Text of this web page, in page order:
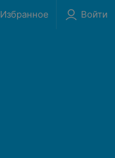
Избранное Войти